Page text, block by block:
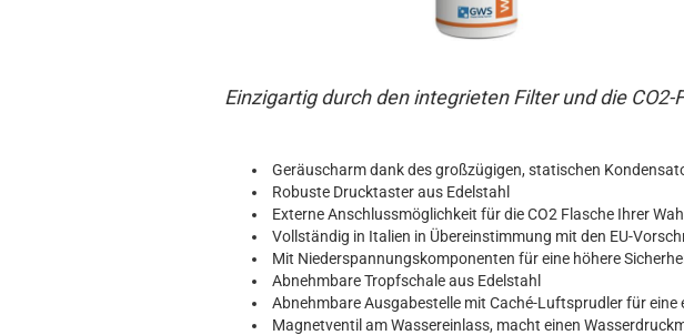
Einzigartig durch den integrieten Filter und die CO2-
Geräuscharm dank des großzügigen, statischen
Robuste Drucktaster aus Edelstahl
Externe Anschlussmöglichkeit für die CO2 Flasche Ihrer
Vollständig in Italien in Übereinstimmung mit den EU-
Mit Niederspannungskomponenten für eine höhere
Abnehmbare Tropfschale aus Edelstahl
Abnehmbare Ausgabestelle mit Caché-Luftsprudler für eine
Magnetventil am Wassereinlass, macht einen